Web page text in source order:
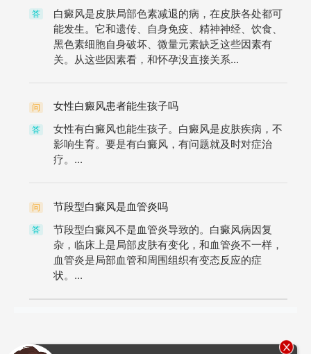
答
白癜风是皮肤局部色素减退的病，在皮肤各处都可
能发生。它和遗传、自身免疫、精神神经、饮食、
黑色素细胞自身破坏、微量元素缺乏这些因素有
关。从这些因素看，和怀孕没直接关系...
问 女性白癜风患者能生孩子吗
答
女性有白癜风也能生孩子。白癜风是皮肤疾病，不
影响生育。要是有白癜风，有问题就及时对症治
疗。...
问 节段型白癜风是血管炎吗
答
节段型白癜风不是血管炎导致的。白癜风病因复
杂，临床上是局部皮肤有变化，和血管炎不一样，
血管炎是局部血管和周围组织有变态反应的症
状。...